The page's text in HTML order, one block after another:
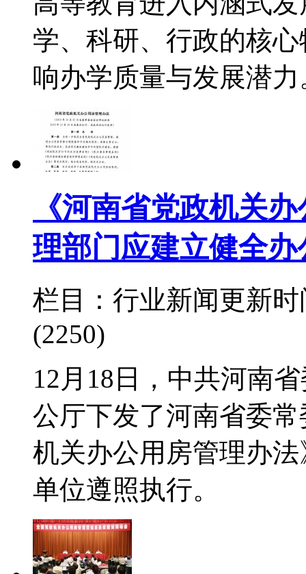
学、科研、行政的核
响办学质量与发展潜力
《河南省党政机关
理部门应建立健全
栏目：行业新闻更新时
(2250)
12月18日，中共河南
公厅下发了河南省委
机关办公用房管理办
单位遵照执行。